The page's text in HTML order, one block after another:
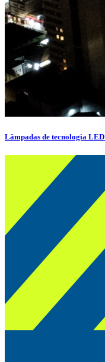
Lâmpadas de tecnologia